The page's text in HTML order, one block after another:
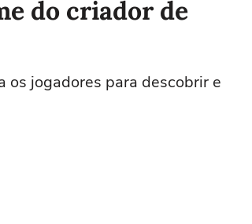
do criador de
os jogadores para descobrir e